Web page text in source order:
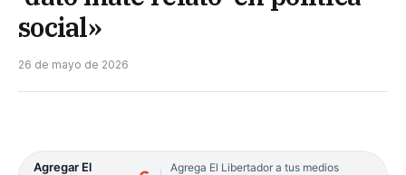
social»
26 de mayo de 2026
Agregar El
Agrega El Libertador a tus medios